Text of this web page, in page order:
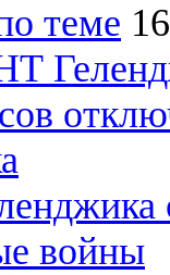
теме
войны